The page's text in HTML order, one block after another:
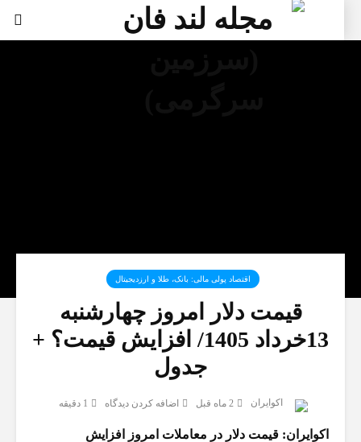
اقتصاد پولی مالی: بانک، طلا و ارزدیجیتال‌
قیمت دلار امروز چهارشنبه
13خرداد 1405/ افزایش قیمت؟ +
جدول
اکوایران اضافه کردن دیدگاه
اکوایران: قیمت دلار در معاملات امروز افزایش